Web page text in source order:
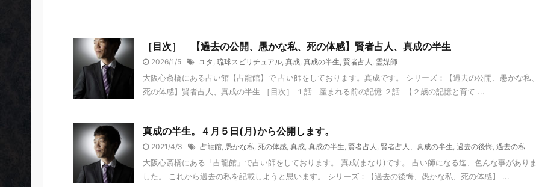
［目次］ 【過去の公開、愚かな私、死の体感】賢者占人、真成の半生
2026/1/5 ユタ , 琉球スピリチュアル, 真成, 真成の半生, 賢者占人 , 霊媒師
大阪心斎橋にある占い館【占龍館】で 占い師をしております。真成です。 シリーズ：【過去の公開、愚かな私、
死の体感】賢者占人、真成の半生 ［目次］ １話 産まれる前の記憶 ２話 【２歳の記憶と育て ...
真成の半生。４月５日(月)から公開します。
2021/4/3 占龍館, 愚かな私, 死の体感, 真成, 真成の半生, 賢者占人 , 賢者占人、真成の半生, 過去の後悔, 過去の私
大阪心斎橋にある「占龍館」で占い師をしております。 真成(まなり)です。 占い師になる迄、色んな事がありま
した。 これから過去の私を記載しようと思います。 シリーズ：【過去の後悔、愚かな私、死の体感】 ...